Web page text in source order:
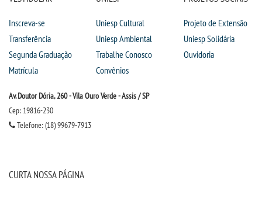
Inscreva-se
Transferência
Segunda Graduação
Matrícula
Uniesp Cultural
Uniesp Ambiental
Trabalhe Conosco
Convênios
Projeto de Extensão
Uniesp Solidária
Ouvidoria
Av. Doutor Dória, 260 - Vila Ouro Verde - Assis / SP
Cep: 19816-230
Telefone: (18) 99679-7913
CURTA NOSSA PÁGINA